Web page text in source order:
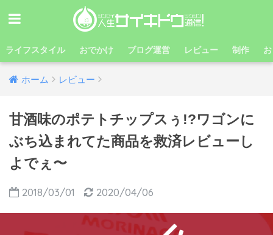
ライフスタイル おでかけ ブログ運営 レビュー 制作
ホーム レビュー
甘酒味のポテトチップスぅ!?ワゴンに
ぶち込まれてた商品を救済レビューし
よでぇ〜
2018/03/01 2020/04/06